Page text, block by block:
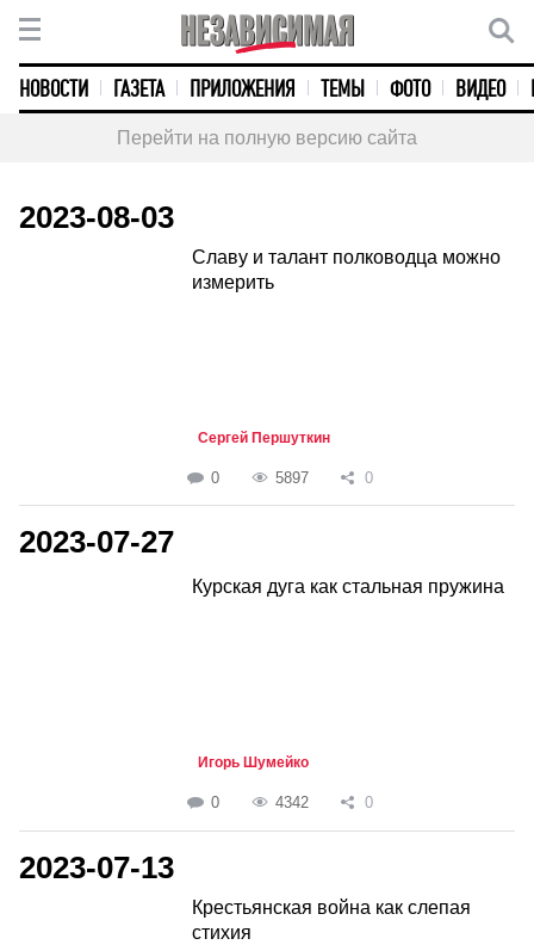
НОВОСТИ ГАЗЕТА ПРИЛОЖЕНИЯ ТЕМЫ ФОТО ВИДЕО
Перейти на полную версию сайта
2023-08-03
Славу и талант полководца можно
измерить
Сергей Першуткин
0 5897 0
2023-07-27
Курская дуга как стальная пружина
Игорь Шумейко
0 4342 0
2023-07-13
Крестьянская война как слепая
стихия